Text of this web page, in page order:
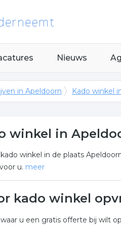
Nieuws
in Apeldoorn Kado winkel
winkel in
winkel in de plaats
u. meer
kado winkel
u een gratis offerte bij wilt